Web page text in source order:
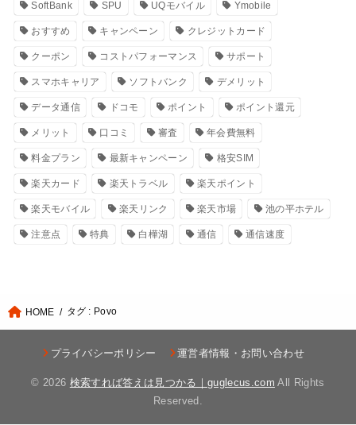
SoftBank SPU UQモバイル Ymobile
おすすめ キャンペーン クレジットカード
クーポン コストパフォーマンス サポート
スマホキャリア ソフトバンク デメリット
データ通信 ドコモ ポイント ポイント還元
メリット 口コミ 審査 年会費無料
料金プラン 最新キャンペーン 格安SIM
楽天カード 楽天トラベル 楽天ポイント
楽天モバイル 楽天リンク 楽天市場 池の平ホテル
注意点 特典 白樺湖 通信 通信速度
HOME タグ : Povo
プライバシーポリシー 運営者情報・お問い合わせ
© 2026 検索すれば答えは見つかる｜guglecus.com All Rights
Reserved.